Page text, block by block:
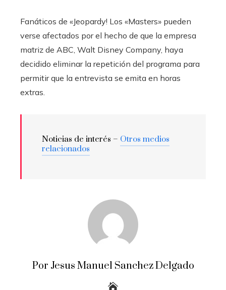
Fanáticos de «Jeopardy! Los «Masters» pueden
verse afectados por el hecho de que la empresa
matriz de ABC, Walt Disney Company, haya
decidido eliminar la repetición del programa para
permitir que la entrevista se emita en horas
extras.
Noticias de interés – Otros medios
relacionados
Por Jesus Manuel Sanchez Delgado